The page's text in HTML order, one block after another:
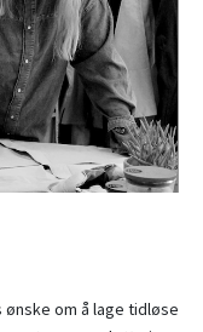
om å lage tidløse